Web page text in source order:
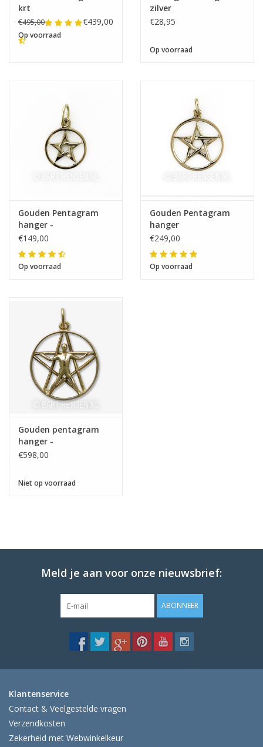
krt
€495,00 €439,00
Op voorraad
zilver
€28,95
Op voorraad
Gouden Pentagram
hanger -
€149,00
Op voorraad
Gouden Pentagram
hanger
€249,00
Op voorraad
Gouden pentagram
hanger -
€598,00
Niet op voorraad
Meld je aan voor onze nieuwsbrief:
ABONNEER
Klantenservice
Contact & Veelgestelde vragen
Verzendkosten
Zekerheid met Webwinkelkeur